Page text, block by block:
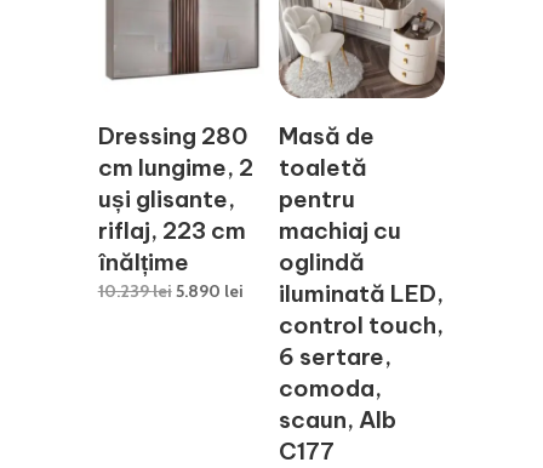
Dressing 280
cm lungime, 2
uși glisante,
riflaj, 223 cm
înălțime
10.239leiPrețul
5.890 leiPrețul
curent
Masă de
toaletă
pentru
machiaj cu
oglindă
iluminată LED,
control touch,
6 sertare,
comoda,
scaun, Alb
C177